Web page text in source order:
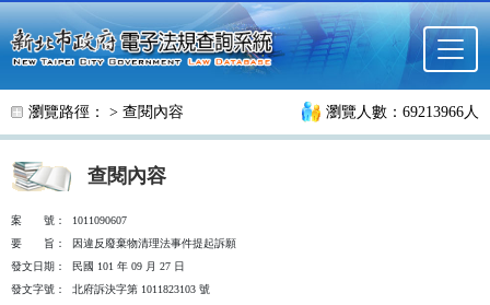
跳至主要內容
瀏覽路徑： > 查閱內容 瀏覽人數：69213966人
查閱內容
案 號：
1011090607
要
旨：
因違反廢棄物清理法事件提起訴願
發文日期：
民國 101 年 09 月 27 日
發文字號：
北府訴決字第 1011823103 號